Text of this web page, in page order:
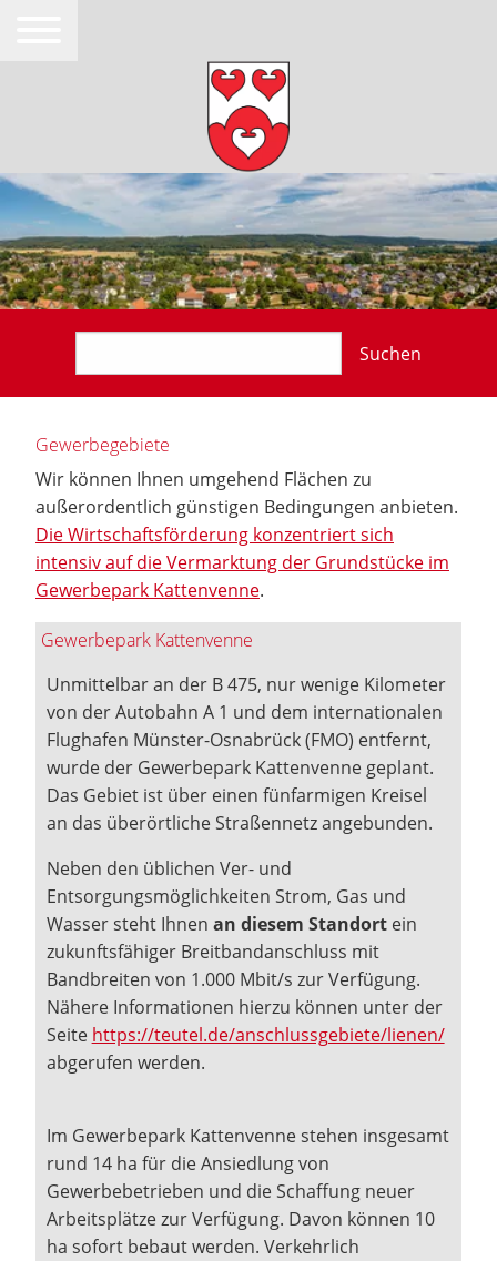
Suchen
Gewerbegebiete
Wir können Ihnen umgehend Flächen zu
außerordentlich günstigen Bedingungen anbieten.
Die Wirtschaftsförderung konzentriert sich
intensiv auf die Vermarktung der Grundstücke im
Gewerbepark Kattenvenne.
Gewerbepark Kattenvenne
Unmittelbar an der B 475, nur wenige Kilometer
von der Autobahn A 1 und dem internationalen
Flughafen Münster-Osnabrück (FMO) entfernt,
wurde der Gewerbepark Kattenvenne geplant.
Das Gebiet ist über einen fünfarmigen Kreisel
an das überörtliche Straßennetz angebunden.
Neben den üblichen Ver- und
Entsorgungsmöglichkeiten Strom, Gas und
Wasser steht Ihnen an diesem Standortein
zukunftsfähiger Breitbandanschluss mit
Bandbreiten von 1.000 Mbit/s zur Verfügung.
Nähere Informationen hierzu können unter der
Seite https://teutel.de/anschlussgebiete/lienen/
abgerufen werden.
Im Gewerbepark Kattenvenne stehen insgesamt
rund 14 ha für die Ansiedlung von
Gewerbebetrieben und die Schaffung neuer
Arbeitsplätze zur Verfügung. Davon können 10
ha sofort bebaut werden. Verkehrlich